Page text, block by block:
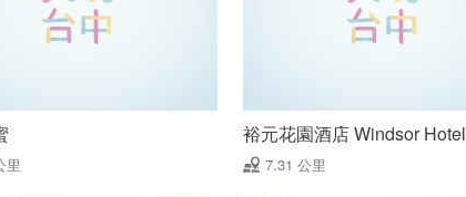
里
裕元花園酒店 Windsor Hotel
7.31 公里